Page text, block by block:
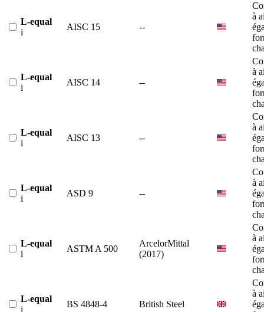
L-equal
i
AISC 15 --
à
L-equal
i
AISC 14 --
à
L-equal
i
AISC 13 --
à
L-equal
i
ASD 9 --
à
L-equal
i
ASTM A 500
ArcelorMittal
(2017)
à
L-equal
i
BS 4848-4 British Steel
à